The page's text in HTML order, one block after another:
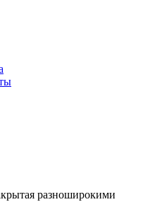
разноширокими